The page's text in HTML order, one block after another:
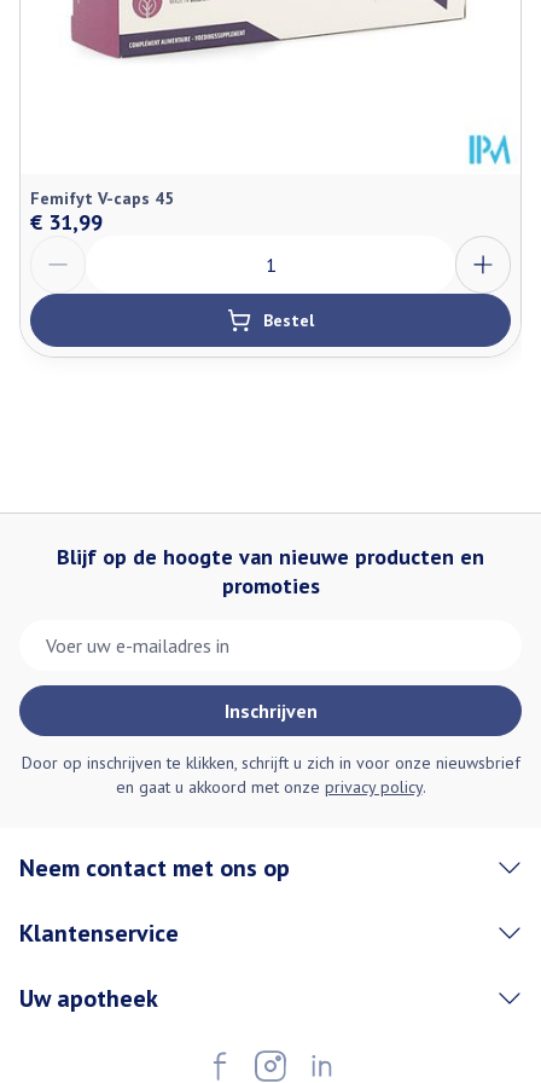
Femifyt V-caps 45
€ 31,99
Bestel
Blijf op de hoogte van nieuwe producten en
promoties
Inschrijven
Door op inschrijven te klikken, schrijft u zich in voor onze nieuwsbrief
en gaat u akkoord met onze privacy policy.
Neem contact met ons op
Klantenservice
Uw apotheek